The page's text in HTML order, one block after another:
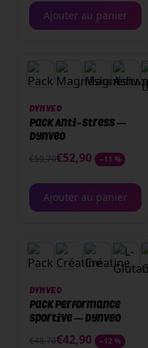
Ajouter au panier
PACK
DYNVEO
Pack Anti-stress —
Dynveo
€59,70€52,90 −11 %
Ajouter au panier
PACK
DYNVEO
Pack Performance
Sportive — Dynveo
€48,70€42,90 −12 %